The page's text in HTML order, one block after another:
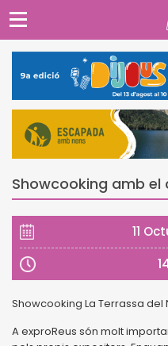
Showcooking amb el
11
Showcooking La Terrassa del
A exproReus són molt